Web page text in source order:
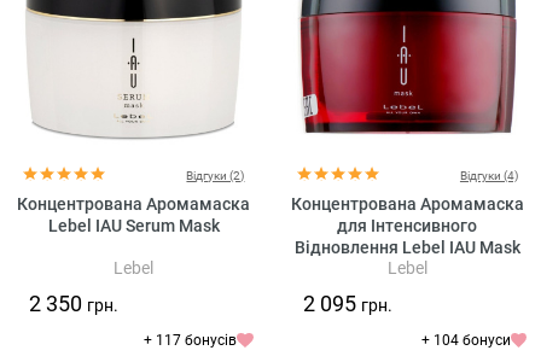
Відгуки (2)
Концентрована Аромамаска
Lebel IAU Serum Mask
Lebel
2 350 грн.
+ 117 бонусів
Відгуки (4)
Концентрована Аромамаска
для Інтенсивного
Відновлення Lebel IAU Mask
Lebel
2 095 грн.
+ 104 бонуси